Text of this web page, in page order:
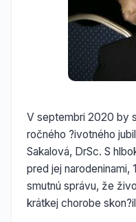
V septembri 2020 by
ročného ?ivotného
Sakalová, DrSc. S
pred jej narodeninami,
smutnú správu, že
krátkej chorobe